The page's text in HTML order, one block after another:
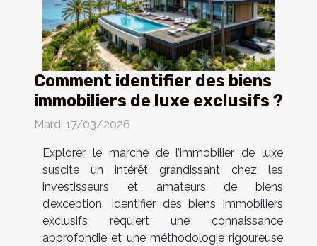
Comment identifier des biens
immobiliers de luxe exclusifs ?
Mardi 17/03/2026
Explorer le marché de l’immobilier de luxe
suscite un intérêt grandissant chez les
investisseurs et amateurs de biens
d’exception. Identifier des biens immobiliers
exclusifs requiert une connaissance
approfondie et une méthodologie rigoureuse